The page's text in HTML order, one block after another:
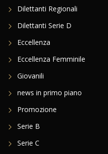
Dilettanti Regionali
Dilettanti Serie D
Eccellenza
Eccellenza Femminile
Giovanili
news in primo piano
Promozione
Serie B
Serie C